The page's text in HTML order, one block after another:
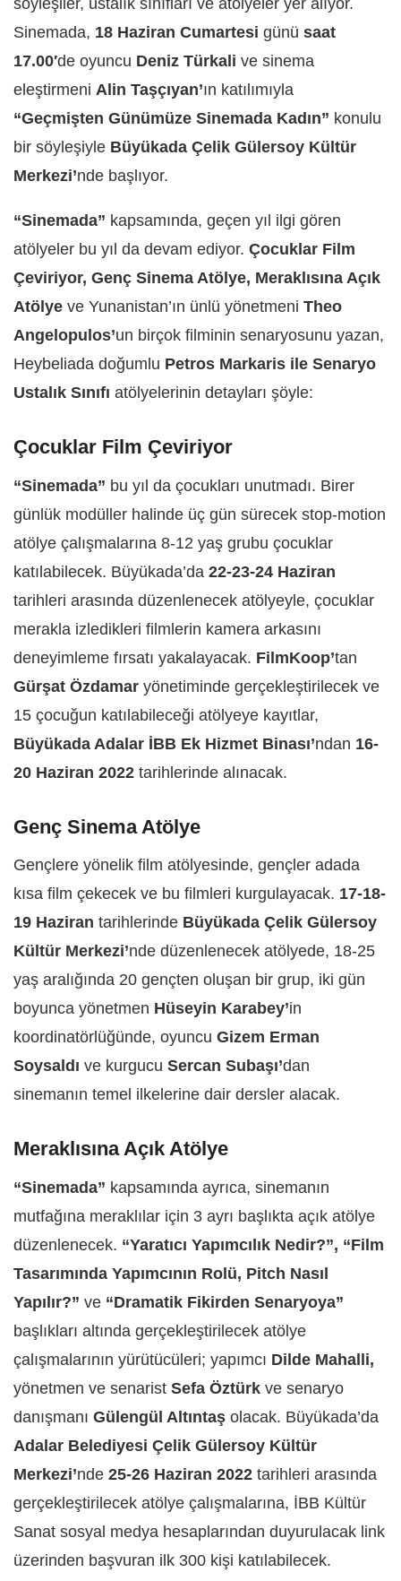
söyleşiler, ustalık sınıfları ve atölyeler yer alıyor.
Sinemada, 18 Haziran Cumartesi günü saat
17.00′de oyuncu Deniz Türkali ve sinema
eleştirmeni Alin Taşçıyan’ın katılımıyla
“Geçmişten Günümüze Sinemada Kadın” konulu
bir söyleşiyle Büyükada Çelik Gülersoy Kültür
Merkezi’nde başlıyor.
“Sinemada” kapsamında, geçen yıl ilgi gören
atölyeler bu yıl da devam ediyor. Çocuklar Film
Çeviriyor, Genç Sinema Atölye, Meraklısına Açık
Atölye ve Yunanistan’ın ünlü yönetmeni Theo
Angelopulos’un birçok filminin senaryosunu yazan,
Heybeliada doğumlu Petros Markaris ile Senaryo
Ustalık Sınıfı atölyelerinin detayları şöyle:
Çocuklar Film Çeviriyor
“Sinemada” bu yıl da çocukları unutmadı. Birer
günlük modüller halinde üç gün sürecek stop-motion
atölye çalışmalarına 8-12 yaş grubu çocuklar
katılabilecek. Büyükada’da 22-23-24 Haziran
tarihleri arasında düzenlenecek atölyeyle, çocuklar
merakla izledikleri filmlerin kamera arkasını
deneyimleme fırsatı yakalayacak. FilmKoop’tan
Gürşat Özdamar yönetiminde gerçekleştirilecek ve
15 çocuğun katılabileceği atölyeye kayıtlar,
Büyükada Adalar İBB Ek Hizmet Binası’ndan 16-
20 Haziran 2022 tarihlerinde alınacak.
Genç Sinema Atölye
Gençlere yönelik film atölyesinde, gençler adada
kısa film çekecek ve bu filmleri kurgulayacak. 17-18-
19 Haziran tarihlerinde Büyükada Çelik Gülersoy
Kültür Merkezi’nde düzenlenecek atölyede, 18-25
yaş aralığında 20 gençten oluşan bir grup, iki gün
boyunca yönetmen Hüseyin Karabey’in
koordinatörlüğünde, oyuncu Gizem Erman
Soysaldı ve kurgucu Sercan Subaşı’dan
sinemanın temel ilkelerine dair dersler alacak.
Meraklısına Açık Atölye
“Sinemada” kapsamında ayrıca, sinemanın
mutfağına meraklılar için 3 ayrı başlıkta açık atölye
düzenlenecek. “Yaratıcı Yapımcılık Nedir?”, “Film
Tasarımında Yapımcının Rolü, Pitch Nasıl
Yapılır?” ve “Dramatik Fikirden Senaryoya”
başlıkları altında gerçekleştirilecek atölye
çalışmalarının yürütücüleri; yapımcı Dilde Mahalli,
yönetmen ve senarist Sefa Öztürk ve senaryo
danışmanı Gülengül Altıntaş olacak. Büyükada’da
Adalar Belediyesi Çelik Gülersoy Kültür
Merkezi’nde 25-26 Haziran 2022 tarihleri arasında
gerçekleştirilecek atölye çalışmalarına, İBB Kültür
Sanat sosyal medya hesaplarından duyurulacak link
üzerinden başvuran ilk 300 kişi katılabilecek.